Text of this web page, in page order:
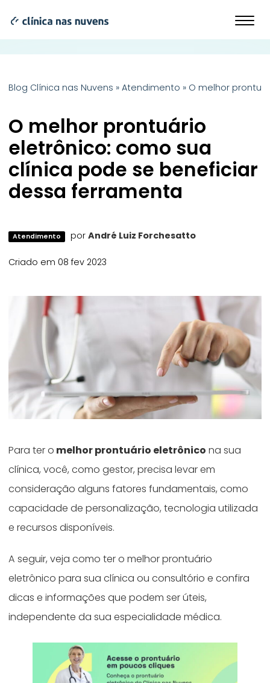
Blog Clínica nas Nuvens »Atendimento » O melhor
O melhor prontuário
eletrônico: como sua
clínica pode se beneficiar
dessa ferramenta
Atendimento por André Luiz Forchesatto
Criado em 08 fev 2023
Para ter o melhor prontuário eletrônico na sua
clínica, você, como gestor, precisa levar em
consideração alguns fatores fundamentais, como
capacidade de personalização, tecnologia utilizada
e recursos disponíveis.
A seguir, veja como ter o melhor prontuário
eletrônico para sua clínica ou consultório e confira
dicas e informações que podem ser úteis,
independente da sua especialidade médica.